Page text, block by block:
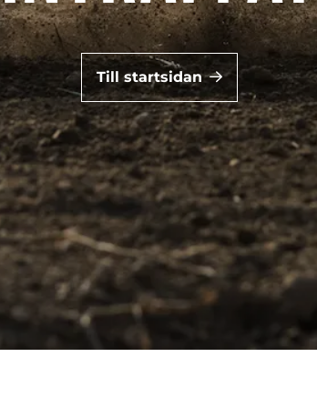
Till startsidan